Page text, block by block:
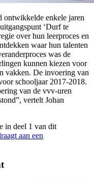
ontwikkelde enkele jaren
‘Durf te
over hun leerproces en
waar hun talenten
was de
kunnen kiezen voor
vakken. De invoering van
schooljaar 2017-2018.
van de vvv-uren
vertelt Johan
in deel 1 van dit
aan een